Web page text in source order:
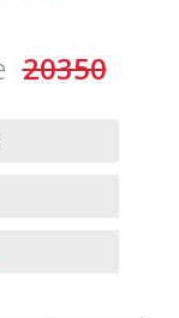
20350